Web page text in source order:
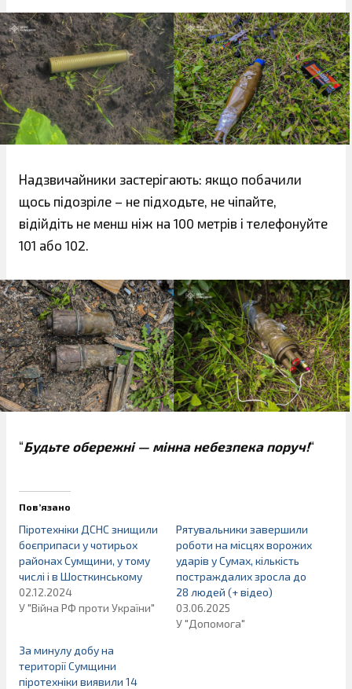
Надзвичайники застерігають: якщо побачили
щось підозріле – не підходьте, не чіпайте,
відійдіть не менш ніж на 100 метрів і телефонуйте
101 або 102.
“Будьте обережні — мінна небезпека поруч!“
Пов’язано
Піротехніки ДСНС знищили
боєприпаси у чотирьох
районах Сумщини, у тому
числі і в Шосткинському
02.12.2024
У "Війна РФ проти України"
Рятувальники завершили
роботи на місцях ворожих
ударів у Сумах, кількість
постраждалих зросла до
28 людей (+ відео)
03.06.2025
У "Допомога"
За минулу добу на
території Сумщини
піротехніки виявили 14